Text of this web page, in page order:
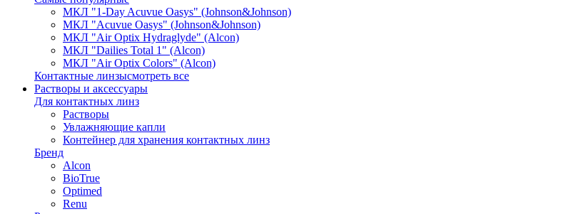
МКЛ "1-Day Acuvue Oasys" (Johnson&Johnson)
МКЛ "Acuvue Oasys" (Johnson&Johnson)
МКЛ "Air Optix Hydraglyde" (Alcon)
МКЛ "Dailies Total 1" (Alcon)
МКЛ "Air Optix Colors" (Alcon)
Контактные линзысмотреть все
Растворы и аксессуары
Для контактных линз
Растворы
Увлажняющие капли
Контейнер для хранения контактных линз
Бренд
Alcon
BioTrue
Optimed
Renu